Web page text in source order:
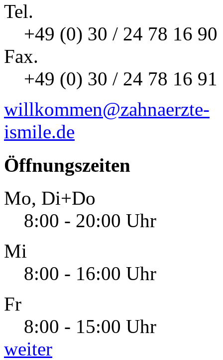
Tel.
+49 (0) 30 / 24 78 16 90
Fax.
+49 (0) 30 / 24 78 16 91
willkommen@zahnaerzte-
ismile.de
Öffnungszeiten
Mo, Di+Do
8:00 - 20:00 Uhr
Mi
8:00 - 16:00 Uhr
Fr
8:00 - 15:00 Uhr
weiter